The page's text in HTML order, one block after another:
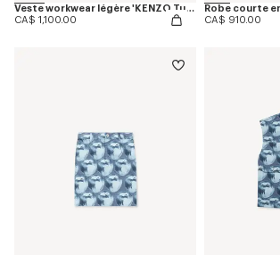
Veste workwear légère 'KENZO Tulip' en denim de lin mélangé délavé
CA$ 1,100.00
CA$ 910.00